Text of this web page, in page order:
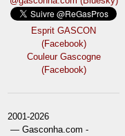
Esprit GASCON
(Facebook)
Couleur Gascogne
(Facebook)
2001-2026
— Gasconha.com -